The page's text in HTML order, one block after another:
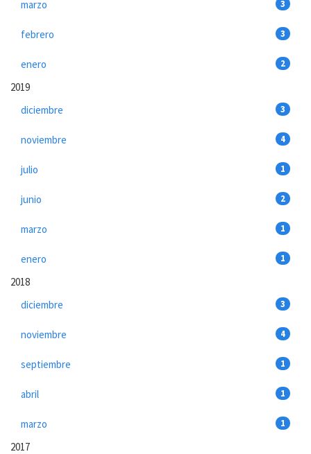
marzo 3
febrero 3
enero 2
2019
diciembre
3
noviembre 4
julio 1
junio 2
marzo 1
enero 1
2018
diciembre
3
noviembre 4
septiembre 1
abril 1
marzo 1
2017